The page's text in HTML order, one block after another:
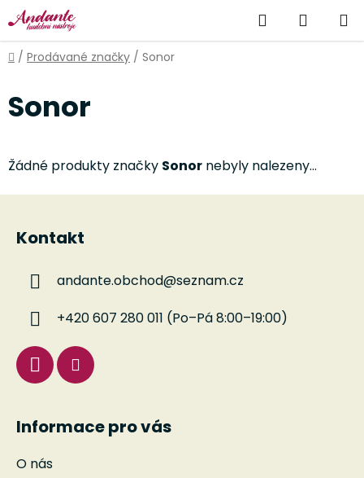
Přejít
na
obsah
Hledat
KOŠÍK
Domů
/ Prodávané značky / Sonor
Sonor
Žádné produkty značky Sonor nebyly nalezeny...
Kontakt
andante.obchod@seznam.cz
+420 607 280 011 (Po–Pá 8:00–19:00)
Informace pro vás
O nás